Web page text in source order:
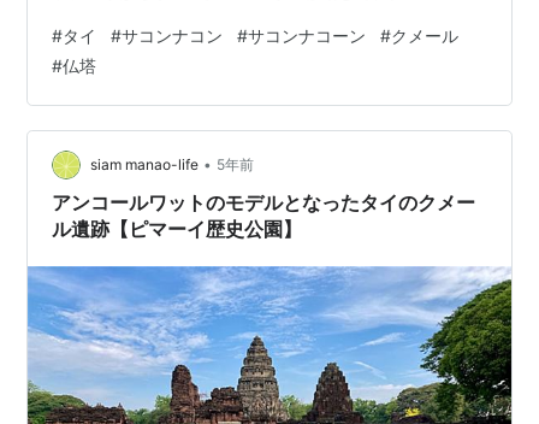
寺院へと向かった道中のようすをお届けします。 ※サコ
ンナコーンはサコンナコンと表記されたりもしますが、
ここではサコンナコーンとします。 カラシンのバスター
ミナルを下見に 朝ご飯はジョーク（お粥） 黒い仏像（ワ
ット・クラーン） カラシンからサコンナコーンへ チェッ
クイン＆激辛麺 クメー…
#タイ #サコンナコン #サコンナコーン #クメール
#仏塔
siam manao-life • 5年前
アンコールワットのモデルとなったタイのクメー
ル遺跡【ピマーイ歴史公園】